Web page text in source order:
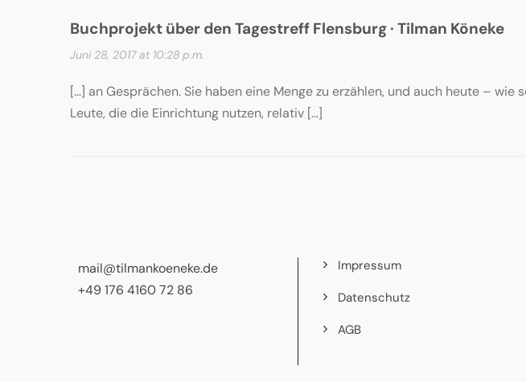
Buchprojekt über den Tagestreff Flensburg · Tilman Köneke
Juni 28, 2017 at 10:28 p.m.
[…] an Gesprächen. Sie haben eine Menge zu erzählen, und auch heute –
Leute, die die Einrichtung nutzen, relativ […]
mail@tilmankoeneke.de
+49 176 4160 72 86
Impressum
Datenschutz
AGB